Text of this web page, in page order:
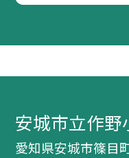
安城市立作野
愛知県安城市篠目